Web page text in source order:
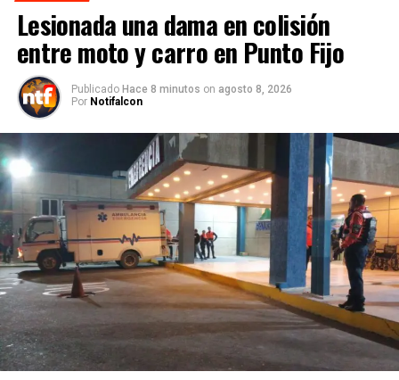
Lesionada una dama en colisión
entre moto y carro en Punto Fijo
Publicado Hace 8 minutos on agosto 8, 2026
Por Notifalcon